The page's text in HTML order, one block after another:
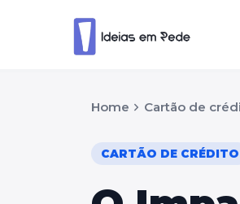
Home chevron_right Cartão de
CARTÃO DE CRÉDITO